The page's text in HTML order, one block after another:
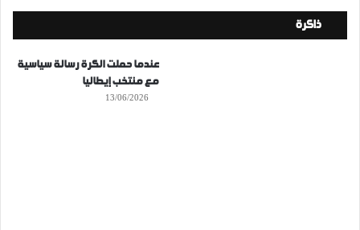
ذاكرة
عندما حملت الكرة رسالة سياسية
مع منتخب إيطاليا
13/06/2026